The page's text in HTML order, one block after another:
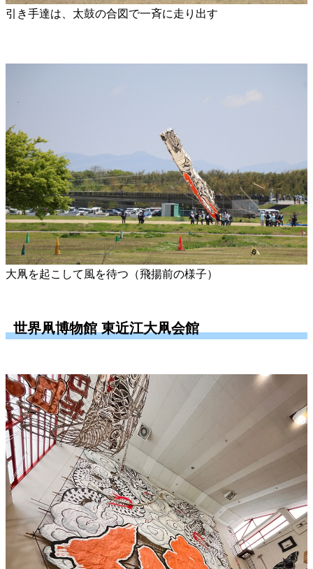
引き手達は、太鼓の合図で一斉に走り出す
大凧を起こして風を待つ（飛揚前の様子）
世界凧博物館 東近江大凧会館